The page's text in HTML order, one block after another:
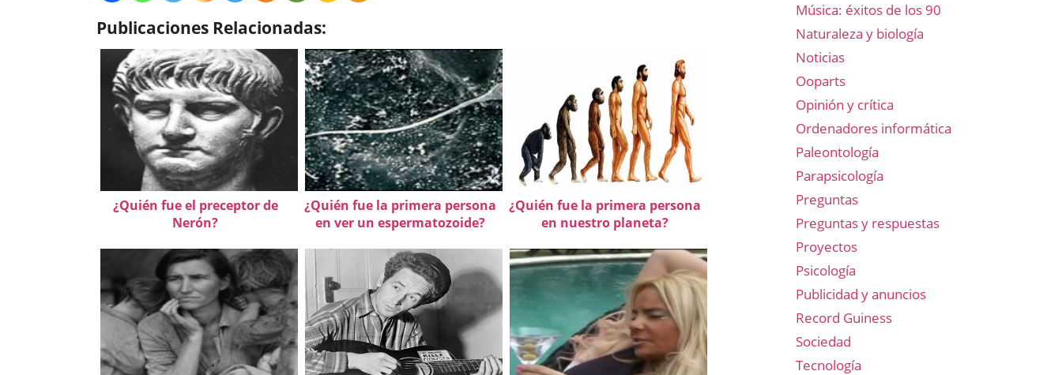
Publicaciones Relacionadas:
¿Quién fue el preceptor de
Nerón?
¿Quién fue la primera persona
en ver un espermatozoide?
¿Quién fue la primera persona
en nuestro planeta?
Música: éxitos de los 90
Naturaleza y biología
Noticias
Ooparts
Opinión y crítica
Ordenadores informática
Paleontología
Parapsicología
Preguntas
Preguntas y respuestas
Proyectos
Psicología
Publicidad y anuncios
Record Guiness
Sociedad
Tecnología